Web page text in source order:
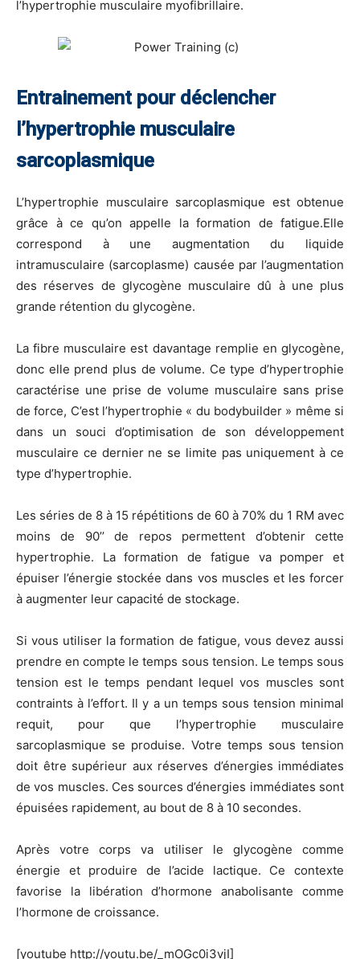
l’hypertrophie musculaire myofibrillaire.
Entrainement pour déclencher
l’hypertrophie musculaire
sarcoplasmique
L’hypertrophie musculaire sarcoplasmique est obtenue
grâce à ce qu’on appelle la formation de fatigue.Elle
correspond à une augmentation du liquide
intramusculaire (sarcoplasme) causée par l’augmentation
des réserves de glycogène musculaire dû à une plus
grande rétention du glycogène.
La fibre musculaire est davantage remplie en glycogène,
donc elle prend plus de volume. Ce type d’hypertrophie
caractérise une prise de volume musculaire sans prise
de force, C’est l’hypertrophie « du bodybuilder » même si
dans un souci d’optimisation de son développement
musculaire ce dernier ne se limite pas uniquement à ce
type d’hypertrophie.
Les séries de 8 à 15 répétitions de 60 à 70% du 1 RM avec
moins de 90’’ de repos permettent d’obtenir cette
hypertrophie. La formation de fatigue va pomper et
épuiser l’énergie stockée dans vos muscles et les forcer
à augmenter leur capacité de stockage.
Si vous utiliser la formation de fatigue, vous devez aussi
prendre en compte le temps sous tension. Le temps sous
tension est le temps pendant lequel vos muscles sont
contraints à l’effort. Il y a un temps sous tension minimal
requit, pour que l’hypertrophie musculaire
sarcoplasmique se produise. Votre temps sous tension
doit être supérieur aux réserves d’énergies immédiates
de vos muscles. Ces sources d’énergies immédiates sont
épuisées rapidement, au bout de 8 à 10 secondes.
Après votre corps va utiliser le glycogène comme
énergie et produire de l’acide lactique. Ce contexte
favorise la libération d’hormone anabolisante comme
l’hormone de croissance.
[youtube http://youtu.be/_mOGc0i3vjI]